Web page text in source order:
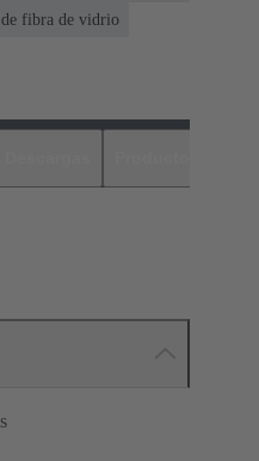
de fibra de vidrio